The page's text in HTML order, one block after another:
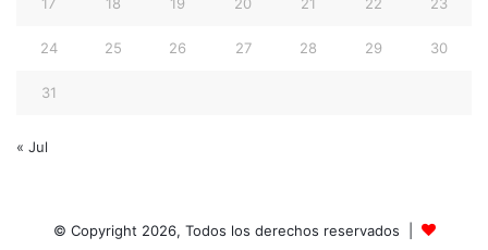
24 25 26 27 28 29 30
31
« Jul
© Copyright 2026, Todos los derechos reservados |